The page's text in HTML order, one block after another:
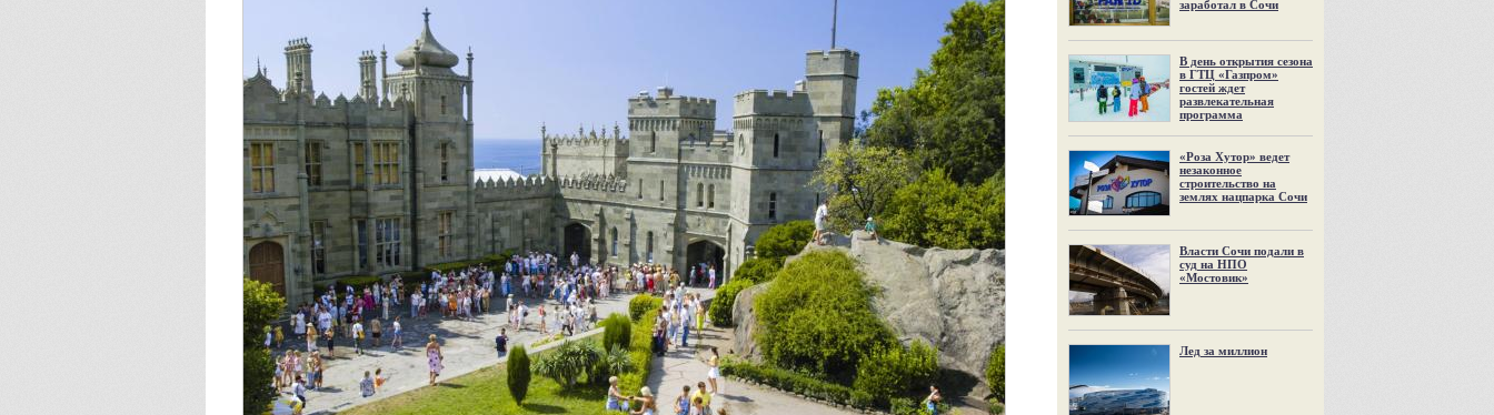
заработал в Сочи
В день открытия сезона
в ГТЦ «Газпром»
гостей ждет
развлекательная
программа
«Роза Хутор» ведет
незаконное
строительство на
землях нацпарка Сочи
Власти Сочи подали в
суд на НПО
«Мостовик»
Лед за миллион